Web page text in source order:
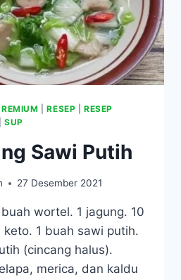
|RESEP |RESEP
SUP
Sawi Putih
27 Desember 2021
wortel. 1 jagung. 10
1 buah sawi putih.
(cincang halus).
merica, dan kaldu